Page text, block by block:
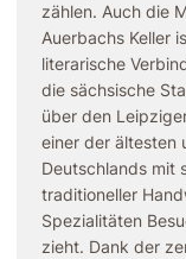
zählen. Auch die
Auerbachs Keller
literarische
die sächsische
über den
einer der ältesten
Deutschlands mit
traditioneller
Spezialitäten
zieht. Dank der